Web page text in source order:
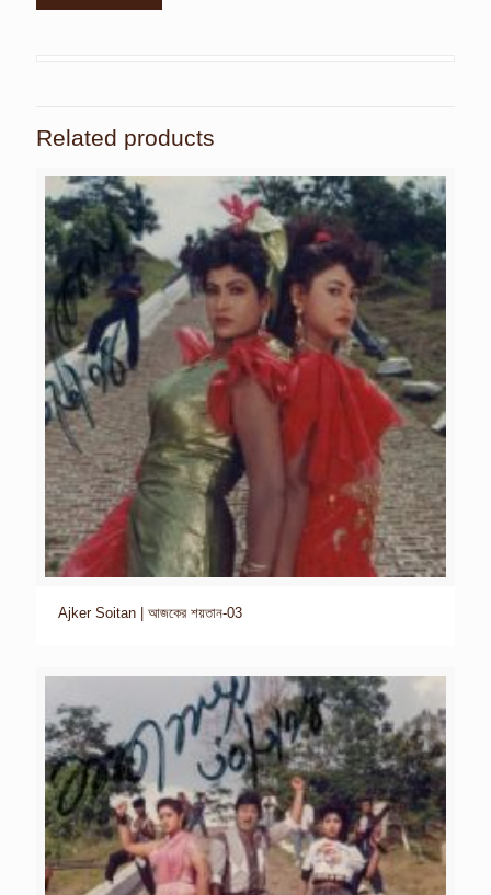
Related products
Ajker Soitan | আজকের শয়তান-03